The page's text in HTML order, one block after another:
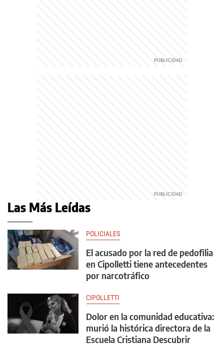
Las Más Leídas
POLICIALES
El acusado por la red de pedofilia
en Cipolletti tiene antecedentes
por narcotráfico
CIPOLLETTI
Dolor en la comunidad educativa:
murió la histórica directora de la
Escuela Cristiana Descubrir